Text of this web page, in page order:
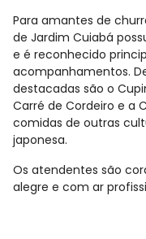
Para amantes de
de Jardim Cuiabá
e é reconhecido
acompanhamentos.
destacadas são o
Carré de Cordeiro e a
comidas de outras
japonesa.
Os atendentes são
alegre e com ar